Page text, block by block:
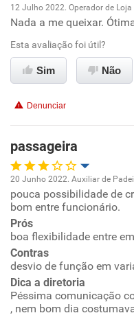
Oportunidade de
Ambiente de trabalho
Benefícios
Recomenda esta
Recomenda a
12 Julho 2022. Operador de
Nada a me queixar.
Esta avaliação foi útil?
Sim Não
Denunciar
passageira
Oportunidade de
Ambiente de trabalho
Conciliação com a vida
Benefícios
20 Junho 2022. Auxiliar de
pouca possibilidade de
bom entre funcionário.
Prós
boa flexibilidade entre
Contras
desvio de função em
Dica a diretoria
Péssima comunicação
, nem bom dia